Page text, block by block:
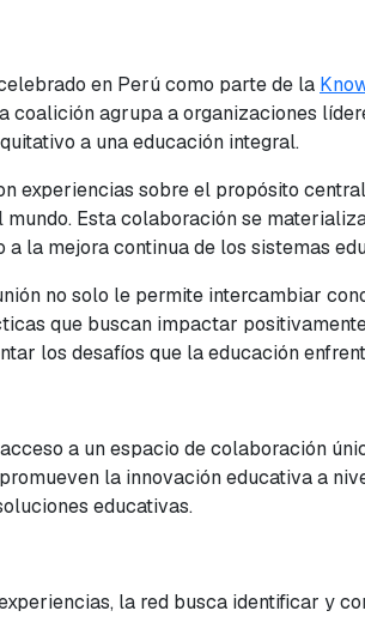
en Perú como parte de la
coalición agrupa a organizaciones
a una educación integral.
experiencias sobre el propósito
Esta colaboración se
la mejora continua de los sistemas
no solo le permite intercambiar
que buscan impactar
los desafíos que la educación
a un espacio de colaboración
la innovación educativa a
educativas.
la red busca identificar y